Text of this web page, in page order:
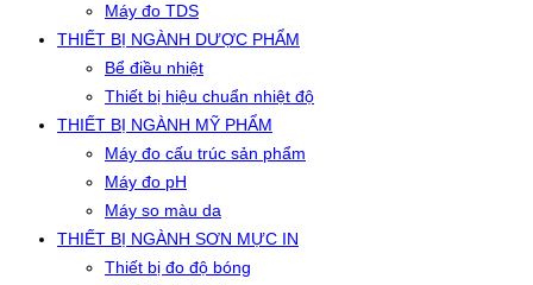
Máy đo TDS
THIẾT BỊ NGÀNH DƯỢC PHẨM
Bể điều nhiệt
Thiết bị hiệu chuẩn nhiệt độ
THIẾT BỊ NGÀNH MỸ PHẨM
Máy đo cấu trúc sản phẩm
Máy đo pH
Máy so màu da
THIẾT BỊ NGÀNH SƠN MỰC IN
Thiết bị đo độ bóng